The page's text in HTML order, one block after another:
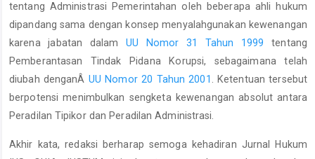
tentang Administrasi Pemerintahan oleh beberapa ahli hukum
dipandang sama dengan konsep menyalahgunakan kewenangan
karena jabatan dalam UU Nomor 31 Tahun 1999 tentang
Pemberantasan Tindak Pidana Korupsi, sebagaimana telah
diubah denganÂ UU Nomor 20 Tahun 2001 . Ketentuan tersebut
berpotensi menimbulkan sengketa kewenangan absolut antara
Peradilan Tipikor dan Peradilan Administrasi.
Akhir kata, redaksi berharap semoga kehadiran Jurnal Hukum